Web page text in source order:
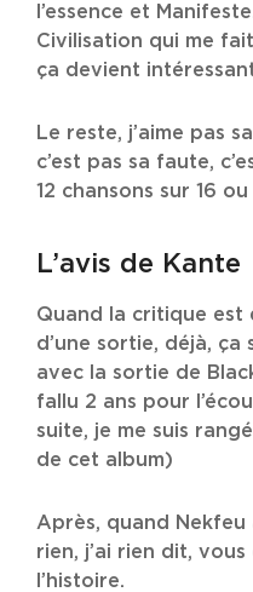
l’essence et
Civilisation qui me
ça devient
Le reste, j’aime pas
c’est pas sa faute,
12 chansons sur 16 ou
L’avis de Kante
Quand la critique est
d’une sortie, déjà, ça
avec la sortie de
fallu 2 ans pour
suite, je me suis
de cet album)
Après, quand
rien, j’ai rien dit,
l’histoire.